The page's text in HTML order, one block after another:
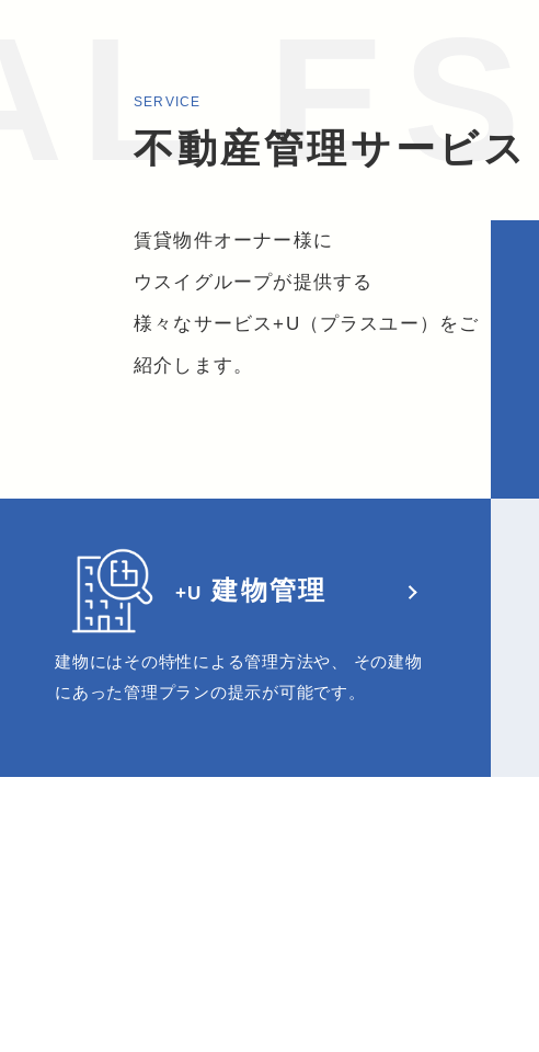
SERVICE
不動産管理サービス
賃貸物件オーナー様に
ウスイグループが提供する
様々なサービス+U（プラスユー）をご
紹介します。
+U 建物管理
+U 建物管理
建物にはその特性による管理方法や、 その建物
にあった管理プランの提示が可能です。